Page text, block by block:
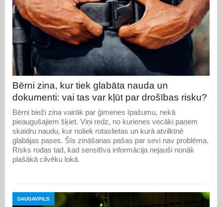
Bērni zina, kur tiek glabāta nauda un
dokumenti: vai tas var kļūt par drošības risku?
Bērni bieži zina vairāk par ģimenes īpašumu, nekā
pieaugušajiem šķiet. Viņi redz, no kurienes vecāki paņem
skaidru naudu, kur noliek rotaslietas un kurā atvilktnē
glabājas pases. Šīs zināšanas pašas par sevi nav problēma.
Risks rodas tad, kad sensitīva informācija nejauši nonāk
plašākā cilvēku lokā.
DAUGAVPILS